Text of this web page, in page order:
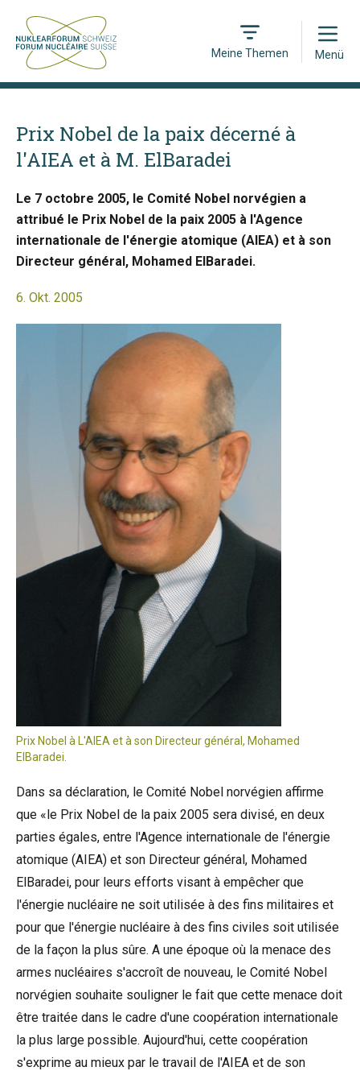
Meine Themen
Open
Menü
Prix Nobel de la paix décerné à
l'AIEA et à M. ElBaradei
Le 7 octobre 2005, le Comité Nobel norvégien a
attribué le Prix Nobel de la paix 2005 à l'Agence
internationale de l'énergie atomique (AIEA) et à son
Directeur général, Mohamed ElBaradei.
6. Okt. 2005
Prix Nobel à L'AIEA et à son Directeur général, Mohamed
ElBaradei.
Dans sa déclaration, le Comité Nobel norvégien affirme
que «le Prix Nobel de la paix 2005 sera divisé, en deux
parties égales, entre l'Agence internationale de l'énergie
atomique (AIEA) et son Directeur général, Mohamed
ElBaradei, pour leurs efforts visant à empêcher que
l'énergie nucléaire ne soit utilisée à des fins militaires et
pour que l'énergie nucléaire à des fins civiles soit utilisée
de la façon la plus sûre. A une époque où la menace des
armes nucléaires s'accroît de nouveau, le Comité Nobel
norvégien souhaite souligner le fait que cette menace doit
être traitée dans le cadre d'une coopération internationale
la plus large possible. Aujourd'hui, cette coopération
s'exprime au mieux par le travail de l'AIEA et de son